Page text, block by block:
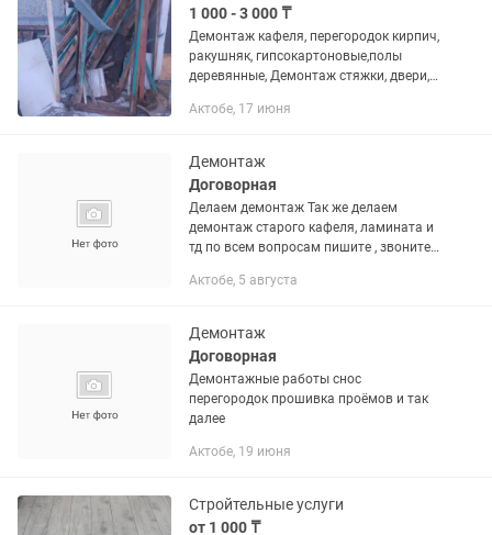
1 000 - 3 000 ₸
Демонтаж кафеля, перегородок кирпич,
ракушняк, гипсокартоновые,полы
деревянные, Демонтаж стяжки, двери,
подготовка к ремонту Вынос и
и...
Актобе, 17 июня
Демонтаж
Договорная
Делаем демонтаж Так же делаем
демонтаж старого кафеля, ламината и
тд по всем вопросам пишите , звоните,
Актобе, 5 августа
Демонтаж
Договорная
Демонтажные работы снос
перегородок прошивка проёмов и так
далее
Актобе, 19 июня
Стройтельные услуги
от 1 000 ₸